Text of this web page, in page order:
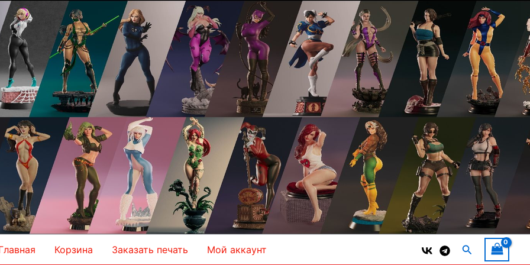
Корзина Заказать печать Мой аккаунт Поиск